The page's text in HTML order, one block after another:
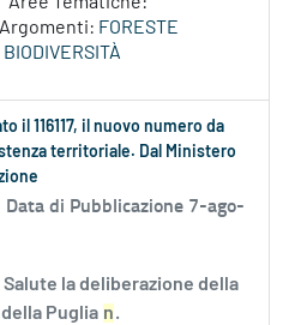
Argomenti: FORESTE
il 116117, il nuovo numero da
territoriale. Dal Ministero
Data di Pubblicazione 7-ago-
la deliberazione della
Puglia n.